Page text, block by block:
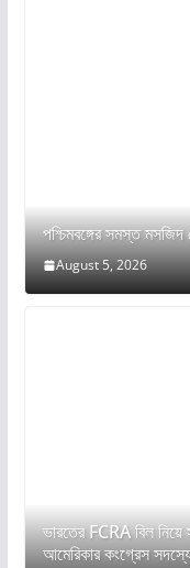
পশ্চিমবঙ্গের সমস্ত
August 5, 2026
ভারতের FCRA বিল নিয়ে
আমেরিকার কংগ্রেস